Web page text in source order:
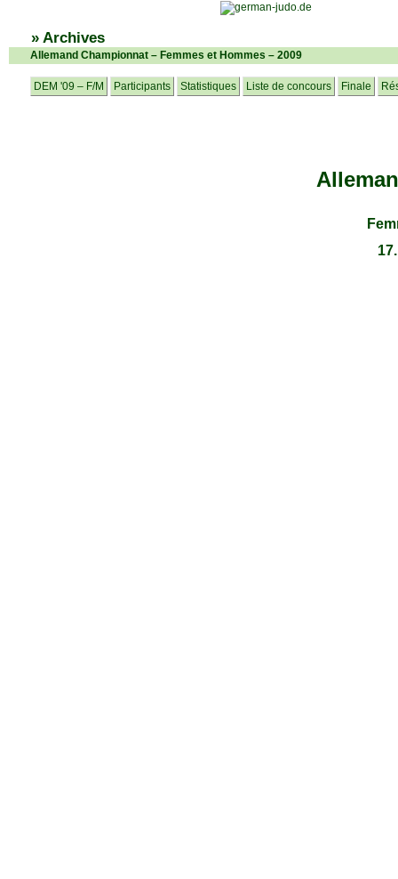
» Archives
Allemand Championnat – Femmes et Hommes – 2009
DEM '09 – F/M Participants Statistiques Liste de concours Finale